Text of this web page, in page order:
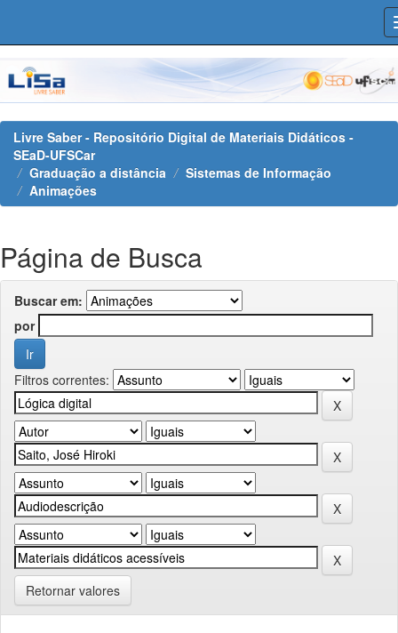
navigation
Livre Saber - Repositório Digital de Materiais Didáticos -
SEaD-UFSCar
Graduação a distância
Sistemas de Informação
Animações
Página de Busca
Buscar em:
por
Filtros correntes:
Retornar valores